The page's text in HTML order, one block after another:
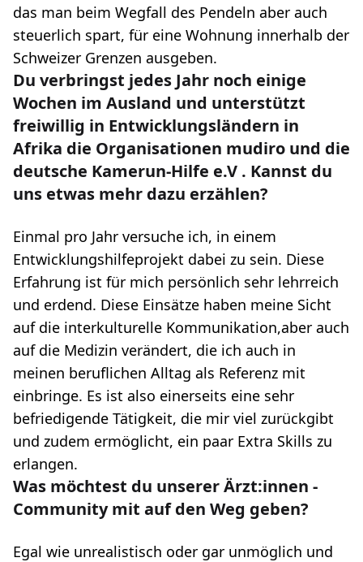
das man beim Wegfall des Pendeln aber auch
steuerlich spart, für eine Wohnung innerhalb der
Schweizer Grenzen ausgeben.
Du verbringst jedes Jahr noch einige
Wochen im Ausland und unterstützt
freiwillig in Entwicklungsländern in
Afrika die Organisationen mudiro und die
deutsche Kamerun-Hilfe e.V . Kannst du
uns etwas mehr dazu erzählen?
Einmal pro Jahr versuche ich, in einem
Entwicklungshilfeprojekt dabei zu sein. Diese
Erfahrung ist für mich persönlich sehr lehrreich
und erdend. Diese Einsätze haben meine Sicht
auf die interkulturelle Kommunikation,aber auch
auf die Medizin verändert, die ich auch in
meinen beruflichen Alltag als Referenz mit
einbringe. Es ist also einerseits eine sehr
befriedigende Tätigkeit, die mir viel zurückgibt
und zudem ermöglicht, ein paar Extra Skills zu
erlangen.
Was möchtest du unserer Ärzt:innen -
Community mit auf den Weg geben?
Egal wie unrealistisch oder gar unmöglich und